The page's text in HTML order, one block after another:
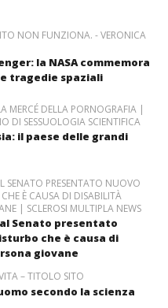
NON FUNZIONA. - VERONICA
la NASA commemora
tragedie spaziali
MERCÉ DELLA PORNOGRAFIA |
DI SESSUOLOGIA SCIENTIFICA
il paese delle grandi
SENATO PRESENTATO NUOVO
È CAUSA DI DISABILITÀ
| SCLEROSI MULTIPLA NEWS
Senato presentato
che è causa di
giovane
– TITOLO SITO
secondo la scienza